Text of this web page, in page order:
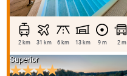
2 km 31 km 6 km 13 km 9 m 2 m
Superior